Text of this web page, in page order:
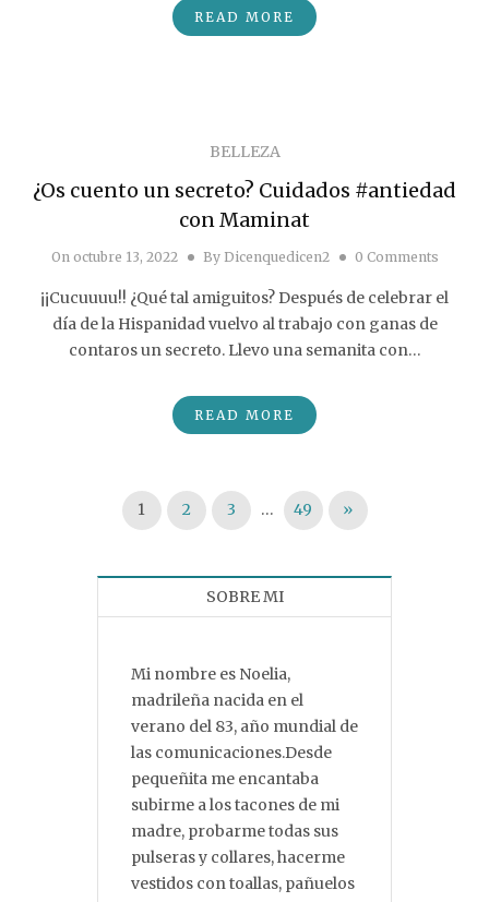
READ MORE
BELLEZA
¿Os cuento un secreto? Cuidados #antiedad
con Maminat
Onoctubre 13, 2022 By Dicenquedicen2 0 Comments
¡¡Cucuuuu!! ¿Qué tal amiguitos? Después de celebrar el
día de la Hispanidad vuelvo al trabajo con ganas de
contaros un secreto. Llevo una semanita con…
READ MORE
Paginación de entradas
1 2 3 … 49 »
SOBRE MI
Mi nombre es Noelia,
madrileña nacida en el
verano del 83, año mundial de
las comunicaciones.Desde
pequeñita me encantaba
subirme a los tacones de mi
madre, probarme todas sus
pulseras y collares, hacerme
vestidos con toallas, pañuelos